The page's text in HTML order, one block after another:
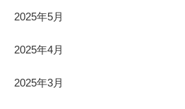
2025年5月
2025年4月
2025年3月